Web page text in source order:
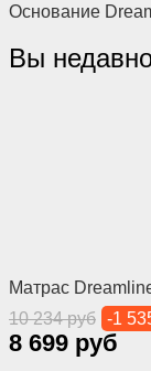
Основание
Вы
Матрас
10 234 руб -1
8 699 руб